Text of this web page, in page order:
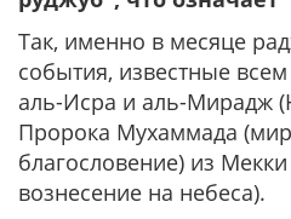
Так, именно в месяце
события, известные
аль-Исра и аль-Мирадж
Пророка Мухаммада
благословение) из
вознесение на небеса).